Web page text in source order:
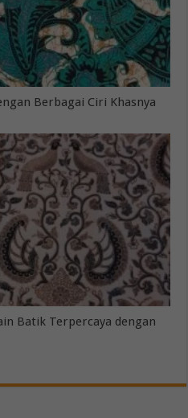
Berbagai Ciri Khasnya
Batik Terpercaya dengan